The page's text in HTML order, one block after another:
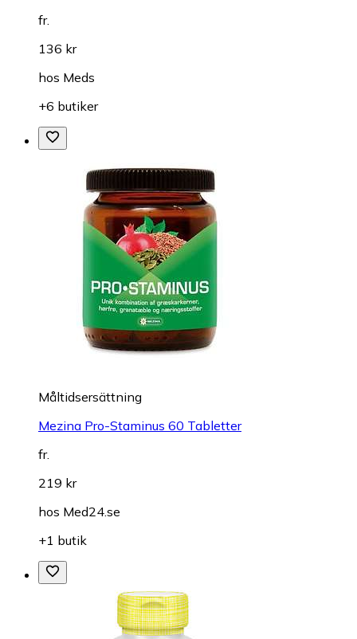
fr.
136 kr
hos Meds
+6 butiker
Måltidsersättning
Mezina Pro-Staminus 60 Tabletter
fr.
219 kr
hos Med24.se
+1 butik